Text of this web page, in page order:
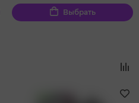
Выбрать